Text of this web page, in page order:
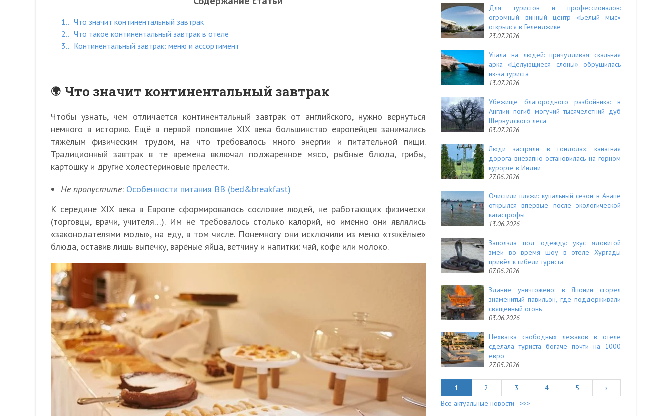
1.
Что значит континентальный завтрак
2.
Что такое континентальный завтрак в отеле
3.
Континентальный завтрак: меню и ассортимент
Что значит континентальный завтрак
Чтобы узнать, чем отличается континентальный завтрак от английского, нужно вернуться
немного в историю. Ещё в первой половине XIX века большинство европейцев занимались
тяжёлым физическим трудом, на что требовалось много энергии и питательной пищи.
Традиционный завтрак в те времена включал поджаренное мясо, рыбные блюда, грибы,
картошку и другие холестериновые прелести.
Не пропустите: Особенности питания BB (bed&breakfast)
К середине XIX века в Европе сформировалось сословие людей, не работающих физически
(торговцы, врачи, учителя…). Им не требовалось столько калорий, но именно они являлись
«законодателями моды», на еду, в том числе. Понемногу они исключили из меню «тяжёлые»
блюда, оставив лишь выпечку, варёные яйца, ветчину и напитки: чай, кофе или молоко.
Для туристов и профессионалов:
огромный винный центр «Белый мыс»
открылся в Геленджике
23.07.2026
Упала на людей: причудливая скальная
арка «Целующиеся слоны» обрушилась
из-за туриста
13.07.2026
Убежище благородного разбойника: в
Англии погиб могучий тысячелетний дуб
Шервудского леса
03.07.2026
Люди застряли в гондолах: канатная
дорога внезапно остановилась на горном
курорте в Индии
27.06.2026
Очистили пляжи: купальный сезон в Анапе
открылся впервые после экологической
катастрофы
13.06.2026
Заползла под одежду: укус ядовитой
змеи во время шоу в отеле Хургады
привёл к гибели туриста
07.06.2026
Здание уничтожено: в Японии сгорел
знаменитый павильон, где поддерживали
священный огонь
03.06.2026
Нехватка свободных лежаков в отеле
сделала туриста богаче почти на 1000
евро
27.05.2026
1 2 3 4 5
›
Все актуальные новости =>>>